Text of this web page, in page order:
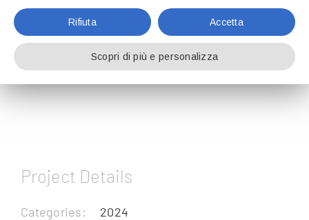
LO STUDIO
ATTIVITÀ
1-2-2024
LEGGI
Project Details
Categories:
2024
Rifiuta Accetta
Scopri di più e personalizza